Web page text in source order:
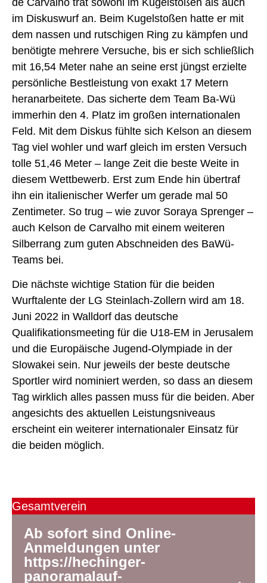
im Diskuswurf an. Beim Kugelstoßen hatte er mit
dem nassen und rutschigen Ring zu kämpfen und
benötigte mehrere Versuche, bis er sich schließlich
mit 16,54 Meter nahe an seine erst jüngst erzielte
persönliche Bestleistung von exakt 17 Metern
heranarbeitete. Das sicherte dem Team Ba-Wü
immerhin den 4. Platz im großen internationalen
Feld. Mit dem Diskus fühlte sich Kelson an diesem
Tag viel wohler und warf gleich im ersten Versuch
tolle 51,46 Meter – lange Zeit die beste Weite in
diesem Wettbewerb. Erst zum Ende hin übertraf
ihn ein italienischer Werfer um gerade mal 50
Zentimeter. So trug – wie zuvor Soraya Sprenger –
auch Kelson de Carvalho mit einem weiteren
Silberrang zum guten Abschneiden des BaWü-
Teams bei.
Die nächste wichtige Station für die beiden
Wurftalente der LG Steinlach-Zollern wird am 18.
Juni 2022 in Walldorf das deutsche
Qualifikationsmeeting für die U18-EM in Jerusalem
und die Europäische Jugend-Olympiade in der
Slowakei sein. Nur jeweils der beste deutsche
Sportler wird nominiert werden, so dass an diesem
Tag wirklich alles passen muss für die beiden. Aber
angesichts des aktuellen Leistungsniveaus
erscheint ein weiterer internationaler Einsatz für
die beiden möglich.
Gesamtverein
Ab sofort sind Online-
Anmeldungen unter
https://hechinger-
panoramalauf-